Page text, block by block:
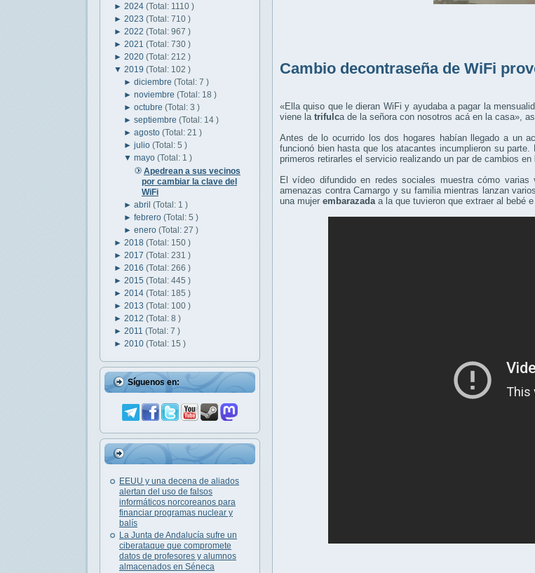
► 2024 (Total: 1110 )
► 2023 (Total: 710 )
► 2022 (Total: 967 )
► 2021 (Total: 730 )
► 2020 (Total: 212 )
▼ 2019 (Total: 102 )
►diciembre(Total: 7 )
►noviembre(Total: 18 )
►octubre(Total: 3 )
►septiembre(Total: 14 )
►agosto(Total: 21 )
►julio(Total: 5 )
▼mayo(Total: 1 )
Apedrean a sus vecinos
por cambiar la clave del
WiFi
►abril(Total: 1 )
►febrero(Total: 5 )
►enero(Total: 27 )
► 2018 (Total: 150 )
► 2017 (Total: 231 )
► 2016 (Total: 266 )
► 2015 (Total: 445 )
► 2014 (Total: 185 )
► 2013 (Total: 100 )
► 2012 (Total: 8 )
► 2011 (Total: 7 )
► 2010 (Total: 15 )
Síguenos en:
EEUU y una decena de aliados
alertan del uso de falsos
informáticos norcoreanos para
financiar programas nuclear y
balís
La Junta de Andalucía sufre un
ciberataque que compromete
datos de profesores y alumnos
almacenados en Séneca
Cambio decontraseña de WiFi
«Ella quiso que le dieran WiFi y ayudaba a pagar la
viene la trifulca de la señora con nosotros acá en la casa»,
Antes de lo ocurrido los dos hogares habían llegado a un
funcionó bien hasta que los atacantes incumplieron su
primeros retirarles el servicio realizando un par de cambios en
El vídeo difundido en redes sociales muestra cómo
amenazas contra Camargo y su familia mientras lanzan
una mujer embarazadaa la que tuvieron que extraer al bebé e